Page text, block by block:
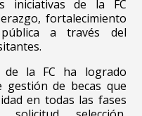
iniciativas de la FC
fortalecimiento
a través del
de la FC ha logrado
de becas que
en todas las fases